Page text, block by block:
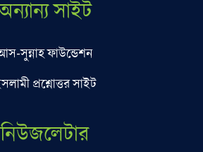
সাইট
সুন্নাহ ফাউন্ডেশন
প্রশ্নোত্তর সাইট
নিউজলেটার